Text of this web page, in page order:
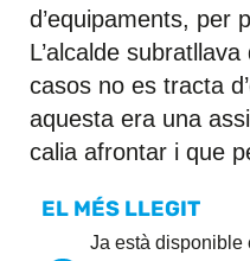
d’equipaments, per
L’alcalde
casos no es tracta
aquesta era una
calia afrontar i que
EL MÉS LLEGIT
Ja està disponible